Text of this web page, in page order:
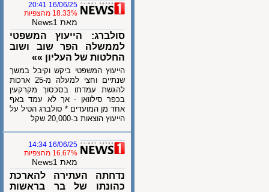
16/06/25 20:41
18.33% מהצפיות
מאת News1
סולברג: הייעוץ המשפטי
לממשלה הפר שוב ושוב
החלטות של העליון »»
הייעוץ המשפטי ביקש וקיבל במשך
שנתיים וחצי למעלה מ-25 ארכות
להגשת עמדתו בסכסוך מקרקעין
בכפר סילוואן - אך לא עמד באף
אחד מן המועדים * סולברג הטיל על
הייעוץ הוצאות ב-20,000 שקל
16/06/25 14:34
16.67% מהצפיות
מאת News1
נדחתה העתירה להארכת
כהונתו של בר בראשות